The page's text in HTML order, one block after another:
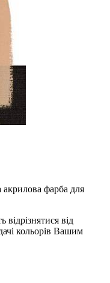
акрилова фарба для
від
кольорів Вашим